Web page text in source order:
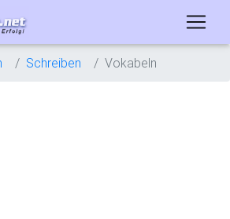
Schreiben Vokabeln